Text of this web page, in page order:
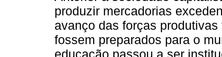
produzir mercadorias
avanço das forças
fossem preparados para o
educação passou a ser